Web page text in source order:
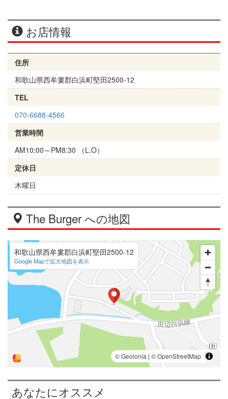
お店情報
住所
和歌山県西牟婁郡白浜町堅田2500-12
TEL
070-6688-4566
営業時間
AM10:00～PM8:30 （L.O）
定休日
木曜日
The Burger への地図
和歌山県西牟婁郡白浜町堅田2500-12
Google Mapで拡大地図を表示
あなたにオススメ